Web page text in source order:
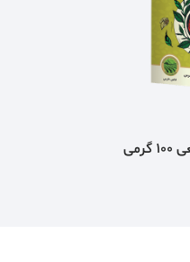
چای هندوستان با هل طبیعی 100 گرمی